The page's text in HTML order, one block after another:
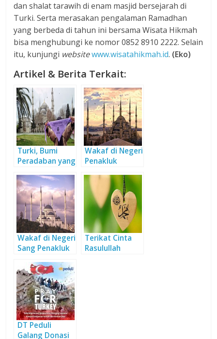
dan shalat tarawih di enam masjid bersejarah di
Turki. Serta merasakan pengalaman Ramadhan
yang berbeda di tahun ini bersama Wisata Hikmah
bisa menghubungi ke nomor 0852 8910 2222. Selain
itu, kunjungi websitewww.wisatahikmah.id. (Eko)
Artikel & Berita Terkait:
Turki, Bumi
Peradaban yang
(Potret sejarah
pertama)
Wakaf di Negeri
Penakluk
Wakaf di Negeri
Sang Penakluk
Terikat Cinta
Rasulullah
DT Peduli
Galang Donasi